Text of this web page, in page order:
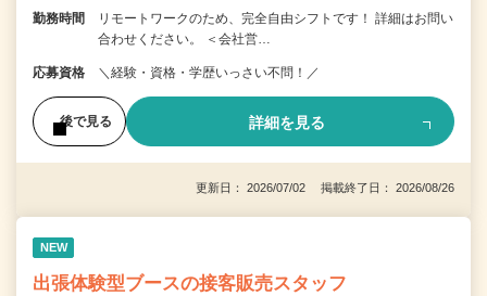
勤務時間
リモートワークのため、完全自由シフトです！ 詳細はお問い
合わせください。 ＜会社営…
応募資格 ＼経験・資格・学歴いっさい不問！／
後で見る 詳細を見る
更新日： 2026/07/02 掲載終了日： 2026/08/26
NEW
出張体験型ブースの接客販売スタッフ